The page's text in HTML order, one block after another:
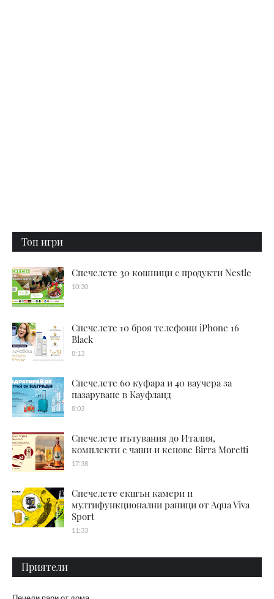
Топ игри
Спечелете 30 кошници с продукти Nestle
10:30
Спечелете 10 броя телефони iPhone 16
Black
8:13
Спечелете 60 куфара и 40 ваучера за
пазаруване в Кауфланд
8:03
Спечелете пътувания до Италия,
комплекти с чаши и кенове Birra Moretti
17:38
Спечелете екшън камери и
мултифункционални раници от Aqua Viva
Sport
11:33
Приятели